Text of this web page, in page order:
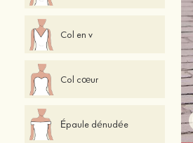
Col en v
Col cœur
Épaule dénudée